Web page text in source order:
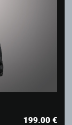
199.00€